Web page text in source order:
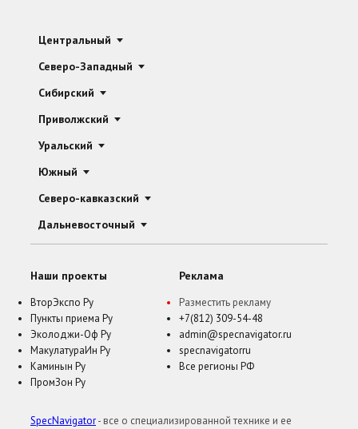
Центральный
Северо-Западный
Сибирский
Приволжский
Уральский
Южный
Северо-кавказский
Дальневосточный
Наши проекты
ВторЭкспо Ру
Пункты приема Ру
Эколоджи-Оф Ру
МакулатураИн Ру
Каминын Ру
ПромЗон Ру
Реклама
Разместить рекламу
+7(812) 309-54-48
admin@specnavigator.ru
specnavigatorru
Все регионы РФ
SpecNavigator- все о специализированной технике и ее